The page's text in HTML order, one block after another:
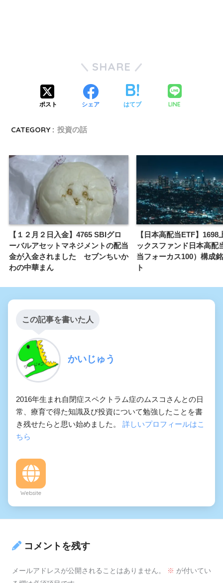
SHARE
ポスト シェア はてブ LINE
CATEGORY : 投資の話
【１２月２日入金】4765 SBIグロ
ーバルアセットマネジメントの配当
金が入金されました セブンちいか
わの中華まん
【日本高配当ETF】1698
ックスファンド日本高配
当フォーカス100）構成
ト
この記事を書いた人
かいじゅう
2016年生まれ自閉症スペクトラム症のムスコさんとの日
常、療育で得た知識及び投資について勉強したことを書
き残せたらと思い始めました。 詳しいプロフィールはこ
ちら
Website
コメントを残す
メールアドレスが公開されることはありません。 ※ が付いてい